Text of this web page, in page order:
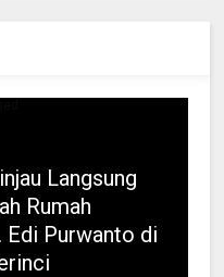
Langsung
Rumah
Edi Purwanto di